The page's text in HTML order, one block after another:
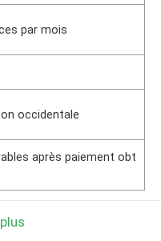
par mois
occidentale
après paiement obt